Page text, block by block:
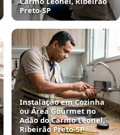
Preto‑SP
Instalação em Cozinha
ou Área Gourmet no
Adão do Carmo Leonel,
Ribeirão Preto‑SP